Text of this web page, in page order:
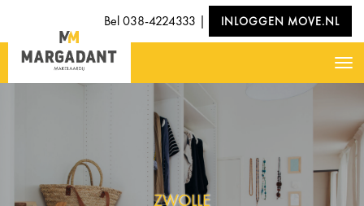
Bel038-4224333 | INLOGGEN MOVE.NL
ZWOLLE